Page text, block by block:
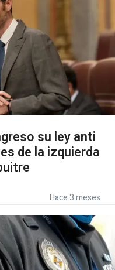
su ley anti
de la izquierda
Hace 3 meses